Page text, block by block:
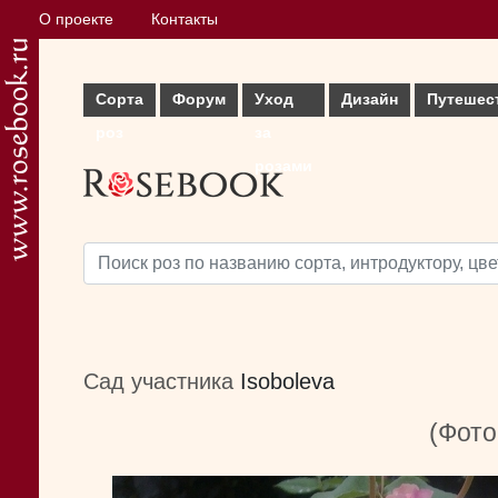
О проекте Контакты
Сорта
Форум
Уход
Дизайн
Сад участника Isoboleva